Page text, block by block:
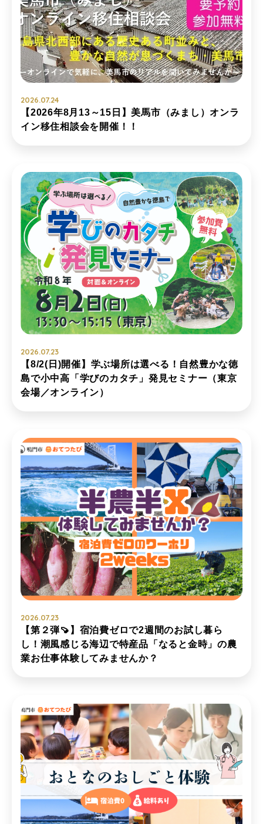
2026.07.24
【2026年8月13～15日】美馬市（みまし）オンラ
イン移住相談会を開催！！
2026.07.23
【8/2(日)開催】学ぶ場所は選べる！自然豊かな徳
島で小中高「学びのカタチ」発見セミナー（東京
会場／オンライン）
2026.07.23
【第２弾🍠】宿泊費ゼロで2週間のお試し暮ら
し！潮風感じる海辺で特産品「なると金時」の農
業お仕事体験してみませんか？